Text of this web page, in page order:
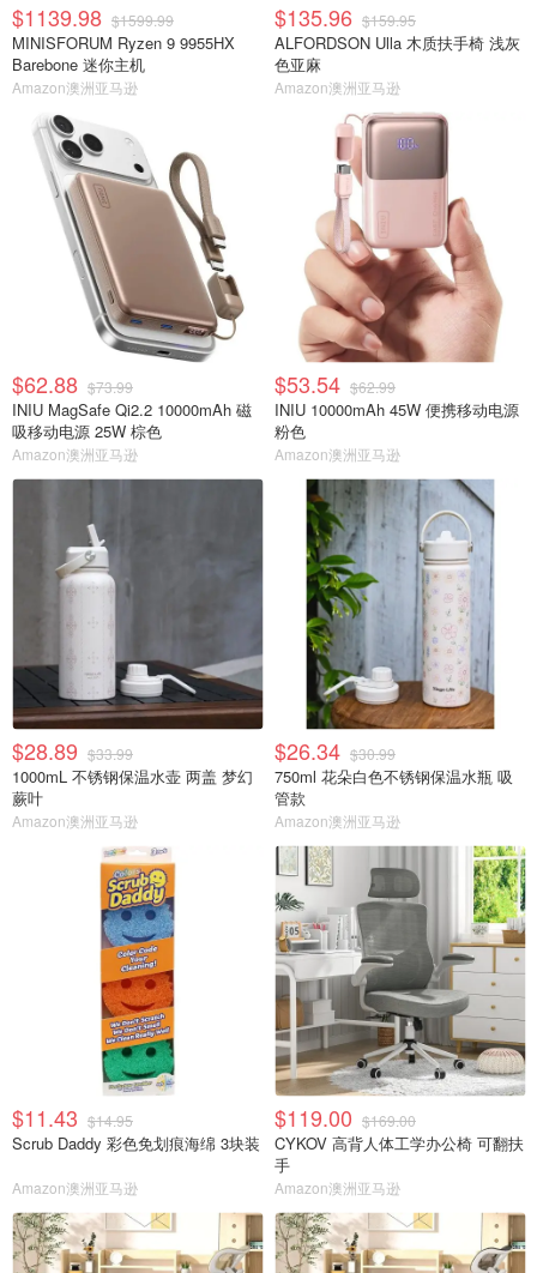
$1139.98 $1599.99
MINISFORUM Ryzen 9 9955HX
Barebone 迷你主机
Amazon澳洲亚马逊
$135.96 $159.95
ALFORDSON Ulla 木质扶手椅 浅灰
色亚麻
Amazon澳洲亚马逊
$62.88 $73.99
INIU MagSafe Qi2.2 10000mAh 磁
吸移动电源 25W 棕色
Amazon澳洲亚马逊
$53.54 $62.99
INIU 10000mAh 45W 便携移动电源
粉色
Amazon澳洲亚马逊
$28.89 $33.99
1000mL 不锈钢保温水壶 两盖 梦幻
蕨叶
Amazon澳洲亚马逊
$26.34 $30.99
750ml 花朵白色不锈钢保温水瓶 吸
管款
Amazon澳洲亚马逊
$11.43 $14.95
Scrub Daddy 彩色免划痕海绵 3块装
Amazon澳洲亚马逊
$119.00 $169.00
CYKOV 高背人体工学办公椅 可翻扶
手
Amazon澳洲亚马逊